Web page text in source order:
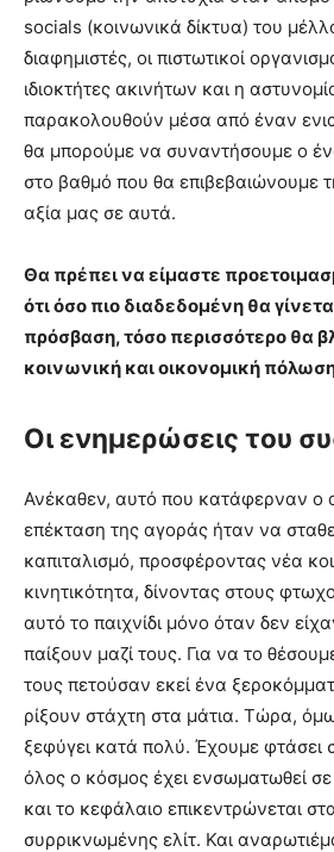
socials (κοινωνικά δίκτυα) του
διαφημιστές, οι πιστωτικοί
ιδιοκτήτες ακινήτων και η
παρακολουθούν μέσα από έναν
θα μπορούμε να συναντήσουμε ο
στο βαθμό που θα επιβεβαιώνουμε
αξία μας σε αυτά.
Θα πρέπει να είμαστε
ότι όσο πιο διαδεδομένη θα
πρόσβαση, τόσο περισσότερο θα
κοινωνική και οικονομική
Οι ενημερώσεις του
Ανέκαθεν, αυτό που κατάφερναν ο
επέκταση της αγοράς ήταν να
καπιταλισμό, προσφέροντας νέα
κινητικότητα, δίνοντας στους
αυτό το παιχνίδι μόνο όταν δεν
παίξουν μαζί τους. Για να το
τους πετούσαν εκεί ένα
ρίξουν στάχτη στα μάτια. Τώρα,
ξεφύγει κατά πολύ. Έχουμε φτάσει
όλος ο κόσμος έχει ενσωματωθεί σε
και το κεφάλαιο επικεντρώνεται
συρρικνωμένης ελίτ. Και